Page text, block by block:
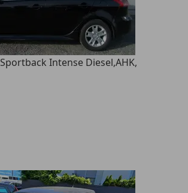
Sportback Intense Diesel,AHK,